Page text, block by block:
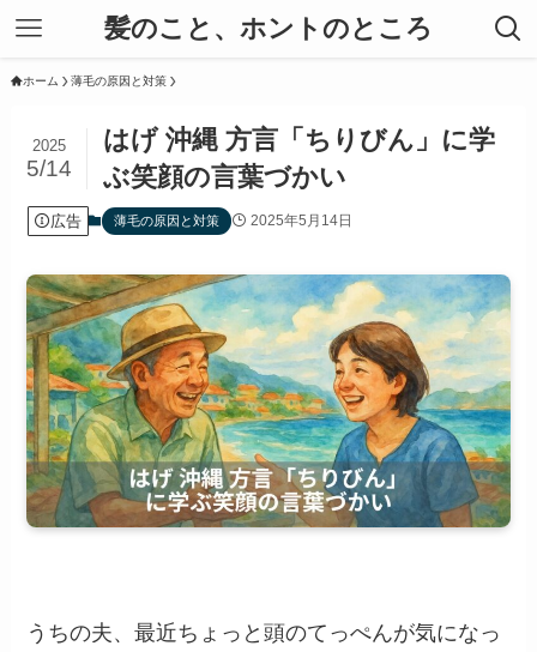
髪のこと、ホントのところ
ホーム 薄毛の原因と対策
はげ 沖縄 方言「ちりびん」に学
ぶ笑顔の言葉づかい
2025
5/14
広告 薄毛の原因と対策 2025年5月14日
うちの夫、最近ちょっと頭のてっぺんが気になっ